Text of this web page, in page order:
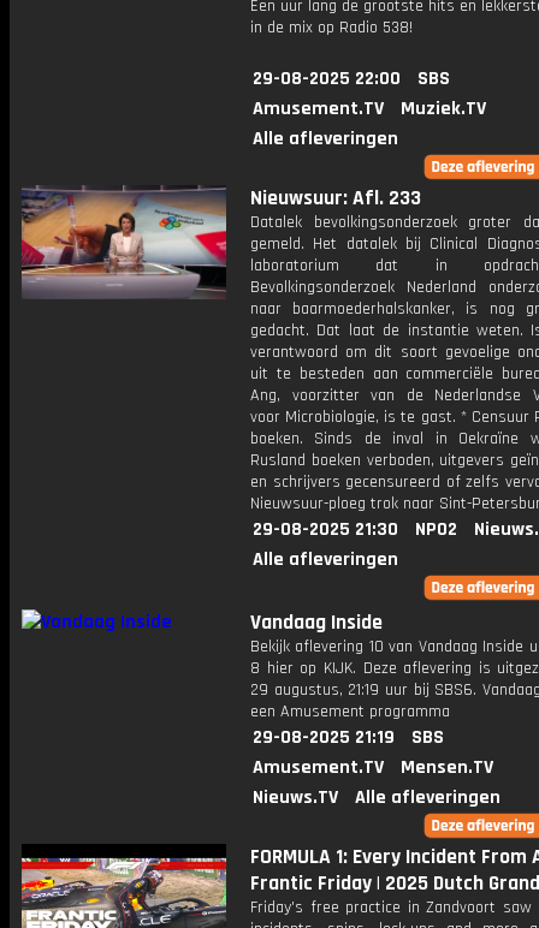
Een uur lang de grootste hits en
in de mix op Radio 538!
29-08-2025 22:00
SBS
Amusement.TV
Muziek.TV
Alle afleveringen
Nieuwsuur: Afl. 233
Datalek bevolkingsonderzoek groter
gemeld. Het datalek bij Clinical
laboratorium dat in
Bevolkingsonderzoek Nederland
naar baarmoederhalskanker, is nog
gedacht. Dat laat de instantie weten.
verantwoord om dit soort gevoelige
uit te besteden aan commerciële
Ang, voorzitter van de Nederlandse
voor Microbiologie, is te gast. * Censuur
boeken. Sinds de inval in Oekraïne
Rusland boeken verboden, uitgevers
en schrijvers gecensureerd of zelfs
Nieuwsuur-ploeg trok naar Sint-
29-08-2025 21:30 NPO2
Alle afleveringen
Vandaag Inside
Bekijk aflevering 10 van Vandaag Inside
8 hier op KIJK. Deze aflevering is
29 augustus, 21:19 uur bij SBS6.
een Amusement programma
29-08-2025 21:19
SBS
Amusement.TV
Mensen.TV
Nieuws.TV
Alle afleveringen
FORMULA 1: Every Incident From
Frantic Friday | 2025 Dutch
Friday's free practice in Zandvoort